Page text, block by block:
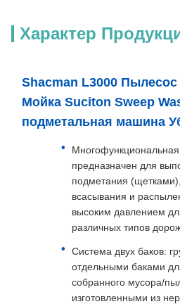
Характер
Shacman L3000
Мойка Suciton Sweep
подметальная машина
Многофункциональная
предназначен для
подметания
всасывания и
высоким давлением
различных типов
Система двух баков:
отдельными баками
собранного мусора/
изготовленными из